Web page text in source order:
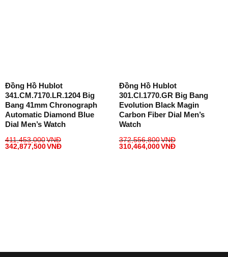
Đồng Hồ Hublot
341.CM.7170.LR.1204 Big
Bang 41mm Chronograph
Automatic Diamond Blue
Dial Men’s Watch
411,453,000VNĐ
342,877,500VNĐ
Đồng Hồ Hublot
301.CI.1770.GR Big Bang
Evolution Black Magin
Carbon Fiber Dial Men’s
Watch
372,556,800VNĐ
310,464,000VNĐ